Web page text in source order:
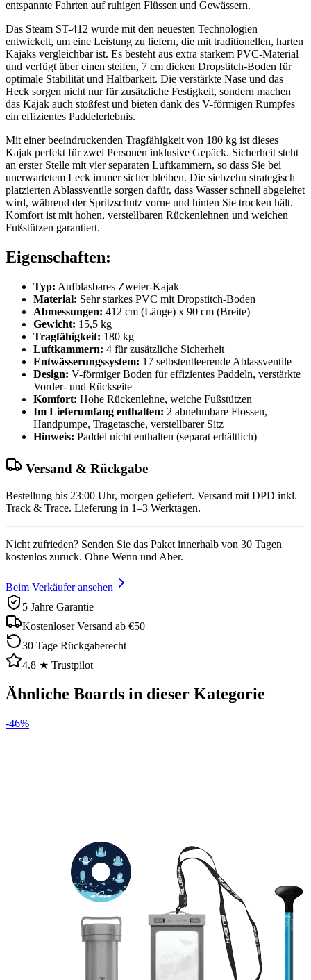
entspannte Fahrten auf ruhigen Flüssen und Gewässern.
Das Steam ST-412 wurde mit den neuesten Technologien
entwickelt, um eine Leistung zu liefern, die mit traditionellen, harten
Kajaks vergleichbar ist. Es besteht aus extra starkem PVC-Material
und verfügt über einen steifen, 7 cm dicken Dropstitch-Boden für
optimale Stabilität und Haltbarkeit. Die verstärkte Nase und das
Heck sorgen nicht nur für zusätzliche Festigkeit, sondern machen
das Kajak auch stoßfest und bieten dank des V-förmigen Rumpfes
ein effizientes Paddelerlebnis.
Mit einer beeindruckenden Tragfähigkeit von 180 kg ist dieses
Kajak perfekt für zwei Personen inklusive Gepäck. Sicherheit steht
an erster Stelle mit vier separaten Luftkammern, so dass Sie bei
unerwartetem Leck immer sicher bleiben. Die siebzehn strategisch
platzierten Ablassventile sorgen dafür, dass Wasser schnell abgeleitet
wird, während der Spritzschutz vorne und hinten Sie trocken hält.
Komfort ist mit hohen, verstellbaren Rückenlehnen und weichen
Fußstützen garantiert.
Eigenschaften:
Typ: Aufblasbares Zweier-Kajak
Material: Sehr starkes PVC mit Dropstitch-Boden
Abmessungen: 412 cm (Länge) x 90 cm (Breite)
Gewicht: 15,5 kg
Tragfähigkeit: 180 kg
Luftkammern: 4 für zusätzliche Sicherheit
Entwässerungssystem: 17 selbstentleerende Ablassventile
Design: V-förmiger Boden für effizientes Paddeln, verstärkte
Vorder- und Rückseite
Komfort: Hohe Rückenlehne, weiche Fußstützen
Im Lieferumfang enthalten: 2 abnehmbare Flossen,
Handpumpe, Tragetasche, verstellbarer Sitz
Hinweis: Paddel nicht enthalten (separat erhältlich)
Versand & Rückgabe
Bestellung bis 23:00 Uhr, morgen geliefert. Versand mit DPD inkl.
Track & Trace. Lieferung in 1–3 Werktagen.
Nicht zufrieden? Senden Sie das Paket innerhalb von 30 Tagen
kostenlos zurück. Ohne Wenn und Aber.
Beim Verkäufer ansehen
5 Jahre Garantie
Kostenloser Versand ab €50
30 Tage Rückgaberecht
4.8 ★ Trustpilot
Ähnliche Boards in dieser Kategorie
-46%